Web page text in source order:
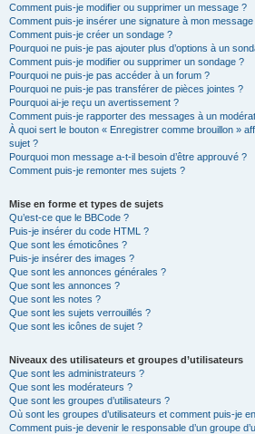
Comment puis-je modifier ou supprimer un message ?
Comment puis-je insérer une signature à mon message
Comment puis-je créer un sondage ?
Pourquoi ne puis-je pas ajouter plus d’options à un
Comment puis-je modifier ou supprimer un sondage ?
Pourquoi ne puis-je pas accéder à un forum ?
Pourquoi ne puis-je pas transférer de pièces jointes ?
Pourquoi ai-je reçu un avertissement ?
Comment puis-je rapporter des messages à un
À quoi sert le bouton « Enregistrer comme brouillon »
sujet ?
Pourquoi mon message a-t-il besoin d’être approuvé ?
Comment puis-je remonter mes sujets ?
Mise en forme et types de sujets
Qu’est-ce que le BBCode ?
Puis-je insérer du code HTML ?
Que sont les émoticônes ?
Puis-je insérer des images ?
Que sont les annonces générales ?
Que sont les annonces ?
Que sont les notes ?
Que sont les sujets verrouillés ?
Que sont les icônes de sujet ?
Niveaux des utilisateurs et groupes d’utilisateurs
Que sont les administrateurs ?
Que sont les modérateurs ?
Que sont les groupes d’utilisateurs ?
Où sont les groupes d’utilisateurs et comment puis-je
Comment puis-je devenir le responsable d’un groupe